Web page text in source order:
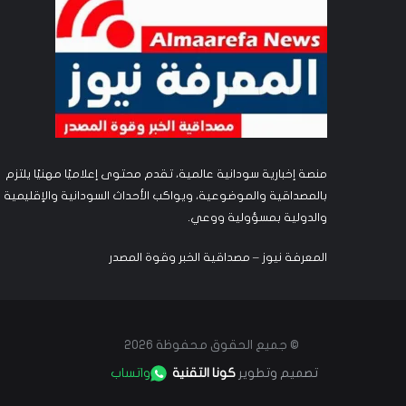
منصة إخبارية سودانية عالمية، تقدم محتوى إعلاميًا مهنيًا يلتزم
بالمصداقية والموضوعية، ويواكب الأحداث السودانية والإقليمية
والدولية بمسؤولية ووعي.
المعرفة نيوز – مصداقية الخبر وقوة المصدر
© جميع الحقوق محفوظة 2026
تصميم وتطوير كونا التقنية واتساب